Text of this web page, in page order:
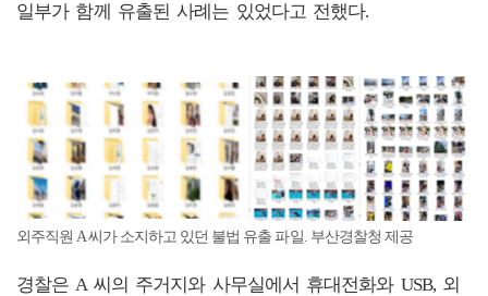
일부가 함께 유출된 사례는 있었다고 전했다.
외주직원 A 씨가 소지하고 있던 불법 유출 파일. 부산경찰청 제공
경찰은 A 씨의 주거지와 사무실에서 휴대전화와 USB, 외